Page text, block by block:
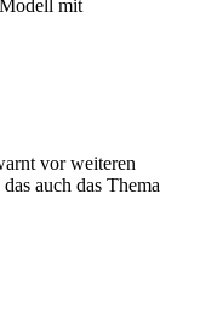
mit
vor weiteren
auch das Thema